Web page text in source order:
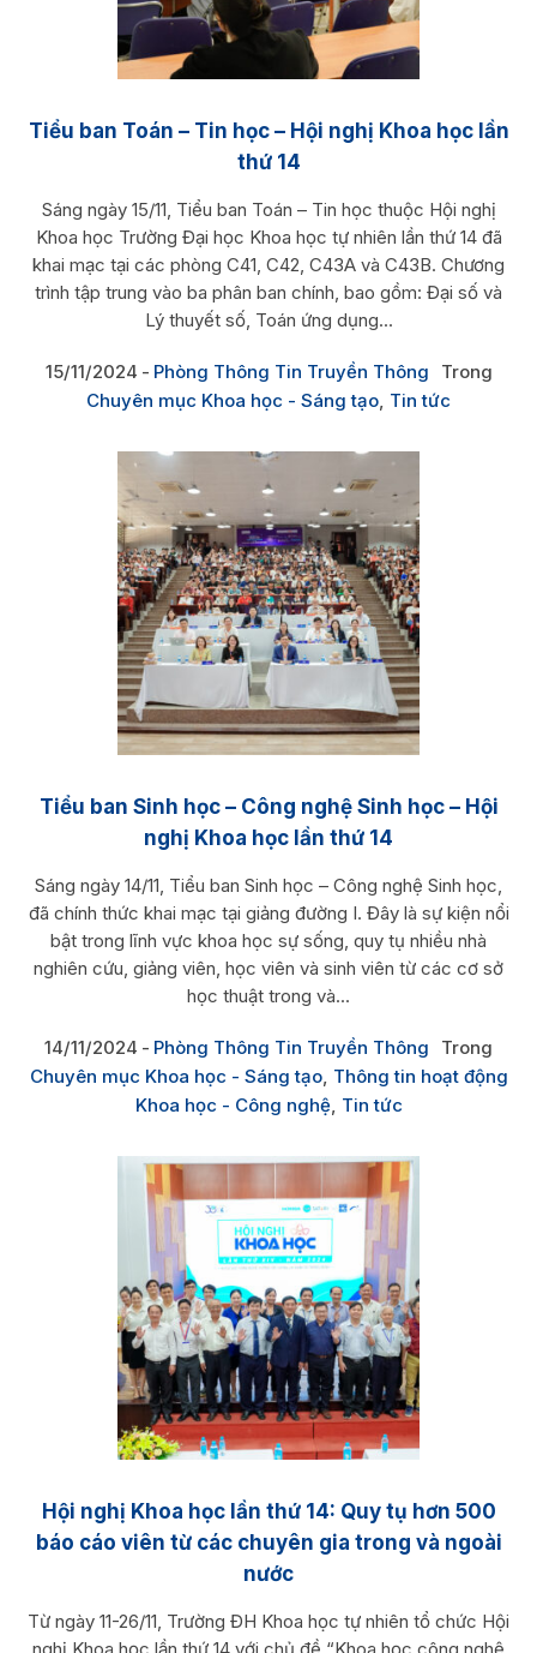
Tiểu ban Toán – Tin học – Hội nghị Khoa học lần
thứ 14
Sáng ngày 15/11, Tiểu ban Toán – Tin học thuộc Hội nghị
Khoa học Trường Đại học Khoa học tự nhiên lần thứ 14 đã
khai mạc tại các phòng C41, C42, C43A và C43B. Chương
trình tập trung vào ba phân ban chính, bao gồm: Đại số và
Lý thuyết số, Toán ứng dụng...
15/11/2024 Phòng Thông Tin Truyền Thông
Trong
Chuyên mục Khoa học - Sáng tạo Tin tức
Tiểu ban Sinh học – Công nghệ Sinh học – Hội
nghị Khoa học lần thứ 14
Sáng ngày 14/11, Tiểu ban Sinh học – Công nghệ Sinh học,
đã chính thức khai mạc tại giảng đường I. Đây là sự kiện nổi
bật trong lĩnh vực khoa học sự sống, quy tụ nhiều nhà
nghiên cứu, giảng viên, học viên và sinh viên từ các cơ sở
học thuật trong và...
14/11/2024 Phòng Thông Tin Truyền Thông
Trong
Chuyên mục Khoa học - Sáng tạo, Thông tin hoạt động
Khoa học - Công nghệ, Tin tức
Hội nghị Khoa học lần thứ 14: Quy tụ hơn 500
báo cáo viên từ các chuyên gia trong và ngoài
nước
Từ ngày 11-26/11, Trường ĐH Khoa học tự nhiên tổ chức Hội
nghị Khoa học lần thứ 14 với chủ đề “Khoa học công nghệ